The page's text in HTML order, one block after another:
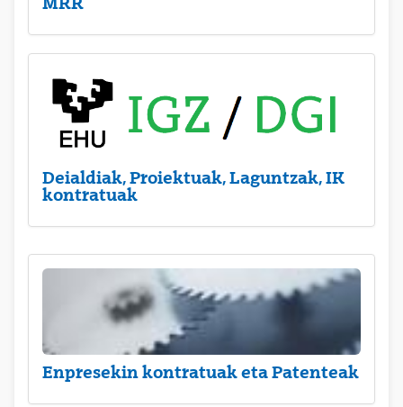
Deialdiak, Proiektuak, Laguntzak, IK
kontratuak
Enpresekin kontratuak eta Patenteak